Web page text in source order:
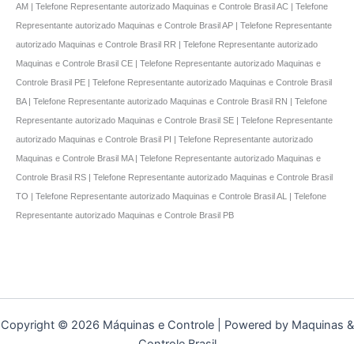
AM | Telefone Representante autorizado Maquinas e Controle Brasil AC | Telefone
Representante autorizado Maquinas e Controle Brasil AP | Telefone Representante
autorizado Maquinas e Controle Brasil RR | Telefone Representante autorizado
Maquinas e Controle Brasil CE | Telefone Representante autorizado Maquinas e
Controle Brasil PE | Telefone Representante autorizado Maquinas e Controle Brasil
BA | Telefone Representante autorizado Maquinas e Controle Brasil RN | Telefone
Representante autorizado Maquinas e Controle Brasil SE | Telefone Representante
autorizado Maquinas e Controle Brasil PI | Telefone Representante autorizado
Maquinas e Controle Brasil MA | Telefone Representante autorizado Maquinas e
Controle Brasil RS | Telefone Representante autorizado Maquinas e Controle Brasil
TO | Telefone Representante autorizado Maquinas e Controle Brasil AL | Telefone
Representante autorizado Maquinas e Controle Brasil PB
Copyright © 2026 Máquinas e Controle | Powered by Maquinas &